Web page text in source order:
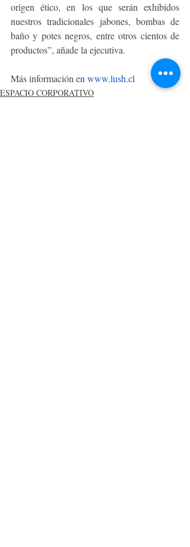
origen ético, en los que serán exhibidos
nuestros tradicionales jabones, bombas de
baño y potes negros, entre otros cientos de
productos”, añade la ejecutiva.
Más información en www.lush.cl
ESPACIO CORPORATIVO